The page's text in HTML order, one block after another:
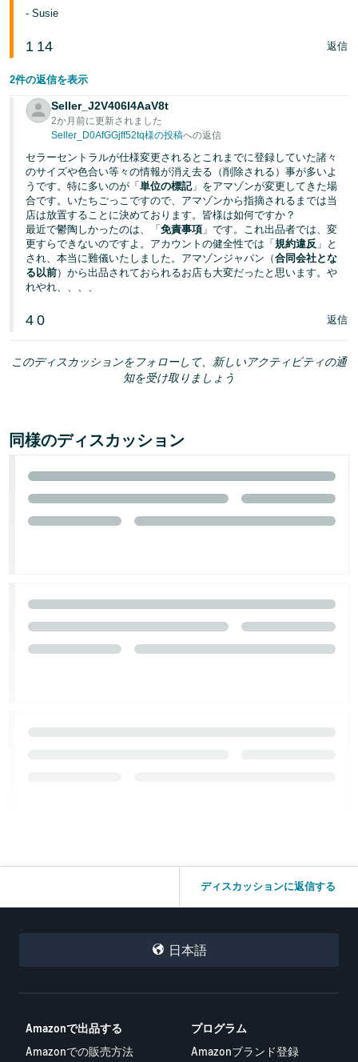
- Susie
1 14 返信
2件の返信を表示
Seller_J2V406I4AaV8t
2か月前に更新されました
Seller_D0AfGGjff52tq様の投稿への返信
セラーセントラルが仕様変更されるとこれまでに登録していた諸々
のサイズや色合い等々の情報が消え去る（削除される）事が多いよ
うです。特に多いのが「単位の標記」をアマゾンが変更してきた場
合です。いたちごっこですので、アマゾンから指摘されるまでは当
店は放置することに決めております。皆様は如何ですか？
最近で鬱陶しかったのは、「免責事項 」です。これ出品者では、変
更すらできないのですよ。アカウントの健全性では「規約違反 」と
され、本当に難儀いたしました。アマゾンジャパン（合同会社とな
る以前）から出品されておられるお店も大変だったと思います。や
れやれ、、、、
4 0 返信
このディスカッションをフォローして、新しいアクティビティの通
知を受け取りましょう
同様のディスカッション
ディスカッションに返信する
日本語
Amazonで出品する
Amazonでの販売方法
プログラム
Amazonブランド登録